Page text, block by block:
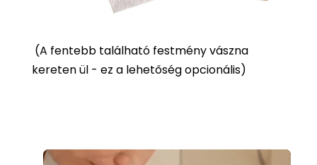
(A fentebb található festmény vászna
kereten ül - ez a lehetőség opcionális)